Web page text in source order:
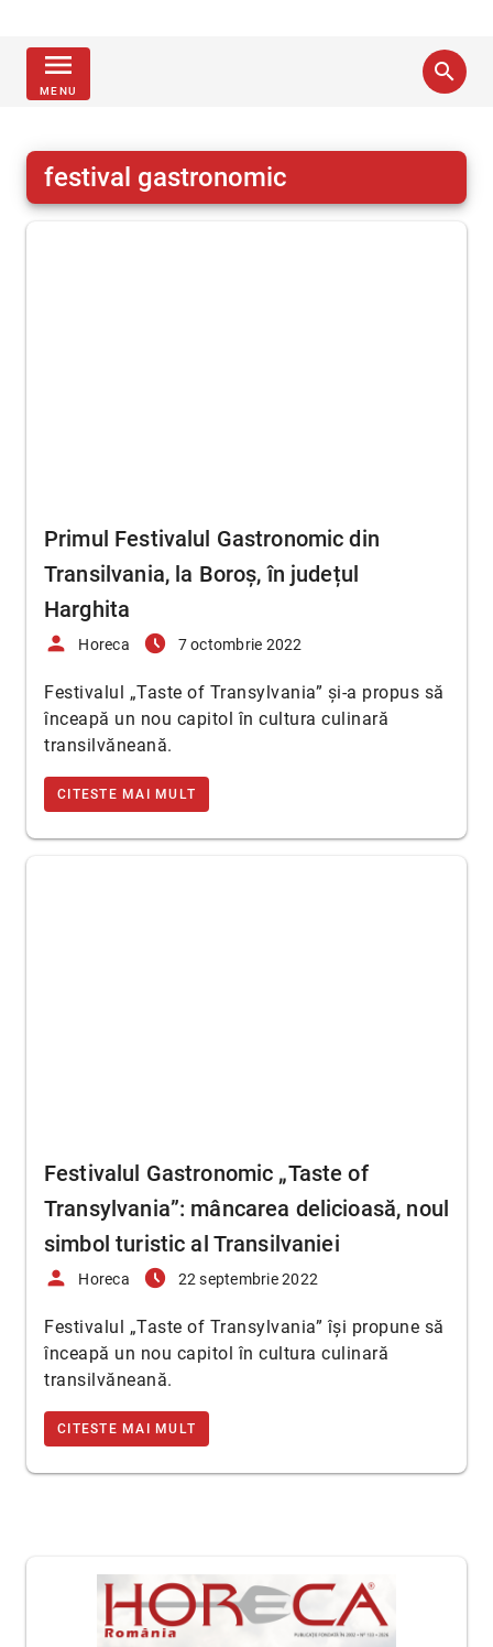
menu
MENU
search
festival gastronomic
Primul Festivalul Gastronomic din
Transilvania, la Boroș, în județul
Harghita
person Horeca access_time_filled 7 octombrie 2022
Festivalul „Taste of Transylvania” și-a propus să
înceapă un nou capitol în cultura culinară
transilvăneană.
CITESTE MAI MULT
Festivalul Gastronomic „Taste of
Transylvania”: mâncarea delicioasă, noul
simbol turistic al Transilvaniei
person Horeca access_time_filled 22 septembrie 2022
Festivalul „Taste of Transylvania” își propune să
înceapă un nou capitol în cultura culinară
transilvăneană.
CITESTE MAI MULT